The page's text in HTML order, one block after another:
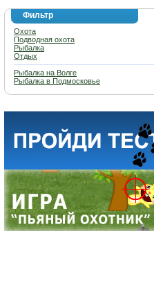
Фильтр
Охота
Подводная охота
Рыбалка
Отдых
Рыбалка на Волге
Рыбалка в Подмосковье